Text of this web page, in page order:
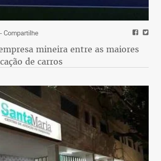
- Compartilhe
mineira entre as maiores
de carros